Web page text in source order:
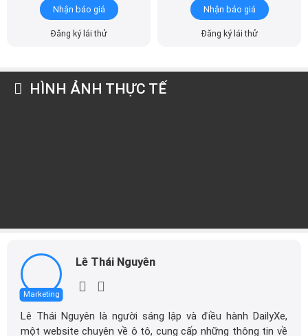
Nhận báo giá
Đăng ký lái thử
Nhận báo giá
Đăng ký lái thử
HÌNH ẢNH THỰC TẾ
Marketing
Lê Thái Nguyên
Lê Thái Nguyên là người sáng lập và điều hành DailyXe,
một website chuyên về ô tô, cung cấp những thông tin về